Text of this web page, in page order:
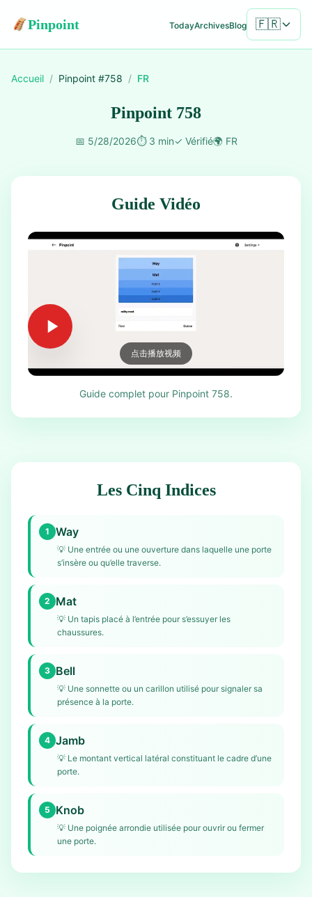
Pinpoint TodayArchivesBlog 🇫🇷
Accueil / Pinpoint #758 / FR
Pinpoint 758
📅 5/28/2026⏱️ 3 min✓ Vérifié🌍 FR
Guide Vidéo
点击播放视频
Guide complet pour Pinpoint 758.
Les Cinq Indices
1 Way
💡 Une entrée ou une ouverture dans laquelle une porte
s’insère ou qu’elle traverse.
2 Mat
💡 Un tapis placé à l’entrée pour s’essuyer les
chaussures.
3 Bell
💡 Une sonnette ou un carillon utilisé pour signaler sa
présence à la porte.
4 Jamb
💡 Le montant vertical latéral constituant le cadre d’une
porte.
5 Knob
💡 Une poignée arrondie utilisée pour ouvrir ou fermer
une porte.